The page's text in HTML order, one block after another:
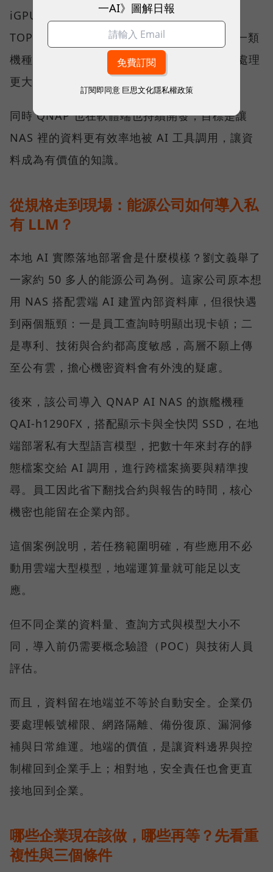
iGPU 與專屬 NPU 的處理器平台，以一百多
TOPS 的範圍，可順暢使用 AI 應用程式；另一類
機種則可安裝 1 張或 2 張 NVIDIA 顯示卡，處理
更大的運算量。
同時 QNAP 也在軟體端也持續開發，目標是讓
NAS 裡的資料更有效率地被 AI 工具調用，讓資
料成為有價值的知識。
從規格走到現場：能源公司如何導入私
有 LLM？
本地 AI 實際落地部署會是什麼模樣？劉文義舉了
一家約 50 多人的能源公司為例。這家公司原本想
用 NAS 搭配雲端 AI 建置內部資料庫，但很快遇
到兩個瓶頸：一是員工查詢時明顯出現卡頓；二
是專利、技術與合約都高度敏感，高層不願上傳
至公有雲，擔心機密資料會有外洩的疑慮。
後來，該公司導入 QNAP AI NAS 的旗艦機種
QAI-h1290FX，搭配顯示卡與全快閃 SSD，在地
端部署私有大型語言模型，把數十年來封存的靜
態檔案交給 AI 調用，進行跨檔案摘要與精準搜
尋。員工因此省下翻找合約與報告的時間，核心
機密也能留在企業內部。
這個案例說明，若任務範圍明確，有些應用不必
動用雲端大型模型，地端運算量就可能足以支
應。
但不同企業的資料量、查詢方式與模型大小不
同，導入前仍需要概念驗證（POC）與技術人員
評估。
而且，資料留在地端並不等於自動安全。企業仍
要處理帳號權限、網路隔離、備份復原、漏洞修
補與日常維運。地端的價值，是讓資料邊界與控
制權回到企業手上；相對地，安全責任也會更直
接地回到企業。
哪些企業現在該做，哪些再等？先看重
複性與三個條件
一AI》圖解日報
訂閱即同意 巨思文化隱私權政策